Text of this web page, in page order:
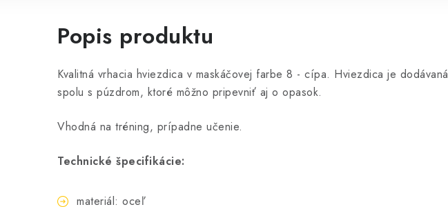
Popis produktu
Kvalitná vrhacia hviezdica v maskáčovej farbe 8 - cípa. Hviezdica je dodávaná
spolu s púzdrom, ktoré môžno pripevniť aj o opasok.
Vhodná na tréning, prípadne učenie.
Technické špecifikácie:
materiál: oceľ